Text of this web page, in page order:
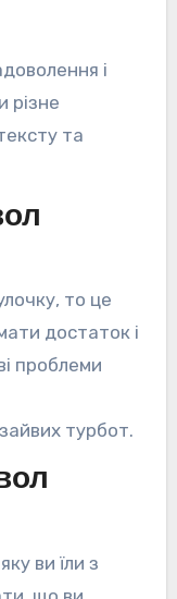
і
різне
та
то це
достаток і
проблеми
турбот.
ви їли з